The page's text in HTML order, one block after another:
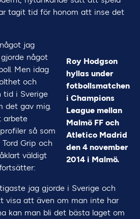
tagit tid för honom att inse det
Roy Hodgson
hyllas under
fotbollsmatchen
i Champions
League mellan
Malmö FF och
Atletico Madrid
den 4 november
2014 i Malmö.
jag
något
Men idag
och
tid i Sverige
det gav mig.
arbete
så som
Tord Grip och
väldigt
jag gjorde i Sverige och
visa att även om man inte har
kan man bli det bästa laget om